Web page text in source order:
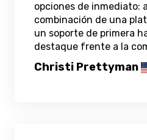
opciones de inmediato:
combinación de una
un soporte de primera
destaque frente a la
Christi Prettyman